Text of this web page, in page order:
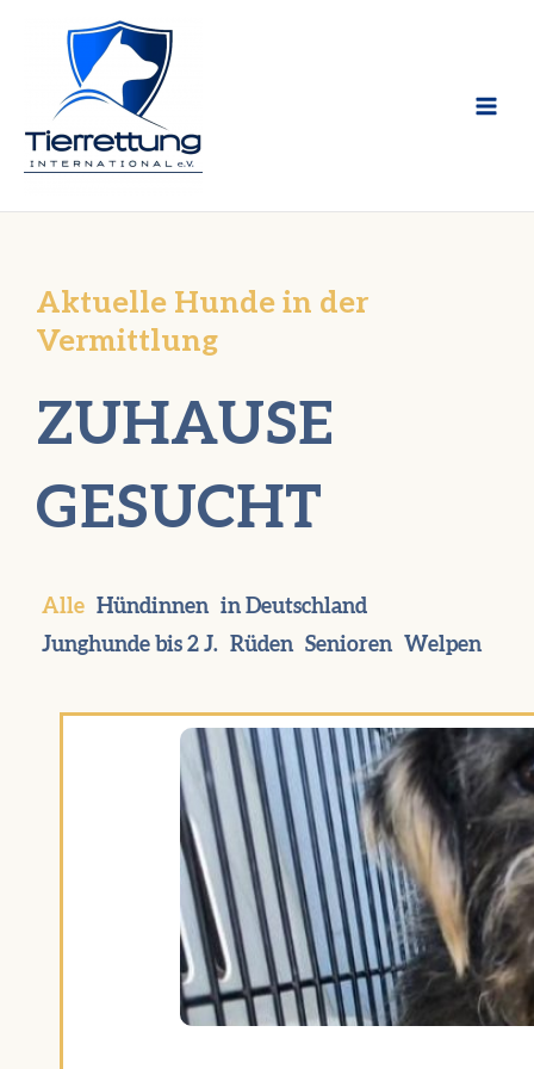
Aktuelle Hunde in der
Vermittlung
ZUHAUSE
GESUCHT
Hündinnen in Deutschland
Junghunde bis 2 J. Rüden Senioren Welpen
Alle